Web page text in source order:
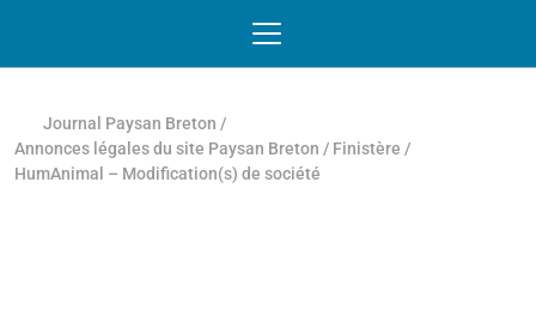
Journal Paysan Breton /
Annonces légales du site Paysan Breton / Finistère /
HumAnimal – Modification(s) de société